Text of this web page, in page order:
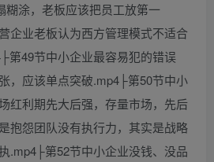
糊涂，老板应该把员工放第一
企业老板认为西方管理模式不适合
第49节中小企业最容易犯的错误
，应该单点突破.mp4├第50节中小
红利期先大后强，存量市场，先后
抱怨团队没有执行力，其实是战略
.mp4├第52节中小企业没钱、没品